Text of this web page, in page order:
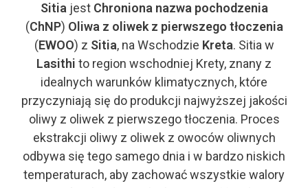
Sitiajest Chroniona nazwa pochodzenia
(ChNP) Oliwa z oliwek z pierwszego tłoczenia
(EWOO) z Sitia, na Wschodzie Kreta. Sitia w
Lasithi to region wschodniej Krety, znany z
idealnych warunków klimatycznych, które
przyczyniają się do produkcji najwyższej jakości
oliwy z oliwek z pierwszego tłoczenia. Proces
ekstrakcji oliwy z oliwek z owoców oliwnych
odbywa się tego samego dnia i w bardzo niskich
temperaturach, aby zachować wszystkie walory